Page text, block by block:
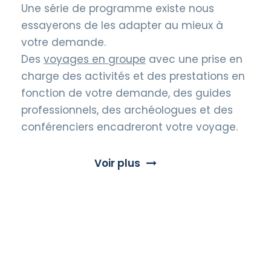
Une série de programme existe nous
essayerons de les adapter au mieux à
votre demande.
Des voyages en groupe avec une prise en
charge des activités et des prestations en
fonction de votre demande, des guides
professionnels, des archéologues et des
conférenciers encadreront votre voyage.
Voir plus